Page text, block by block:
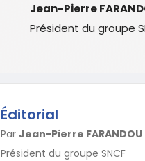
Jean-Pierre
Président du groupe
Éditorial
Par Jean-Pierre FARANDOU
Président du groupe SNCF